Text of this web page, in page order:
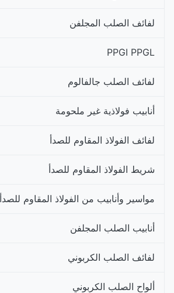
لفائف الصلب المجلفن
PPGI PPGL
لفائف الصلب جالفالوم
أنابيب فولاذية غير ملحومة
لفائف الفولاذ المقاوم للصدأ
شريط الفولاذ المقاوم للصدأ
مواسير وأنابيب من الفولاذ المقاوم للصدأ
أنابيب الصلب المجلفن
لفائف الصلب الكربوني
ألواح الصلب الكربوني